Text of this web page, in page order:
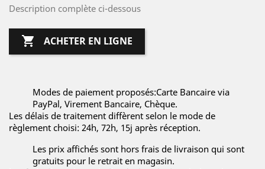
Description complète ci-dessous
 ACHETER EN LIGNE
Modes de paiement proposés:Carte Bancaire via
PayPal, Virement Bancaire, Chèque.
Les délais de traitement diffèrent selon le mode de
règlement choisi: 24h, 72h, 15j après réception.
Les prix affichés sont hors frais de livraison qui sont
gratuits pour le retrait en magasin.